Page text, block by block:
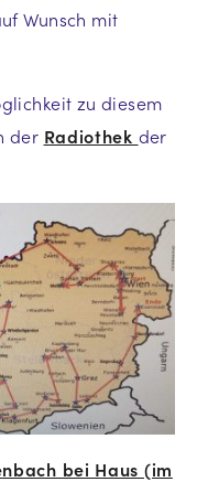
Wunsch mit
zu diesem
der Radiothek der
bei Haus (im